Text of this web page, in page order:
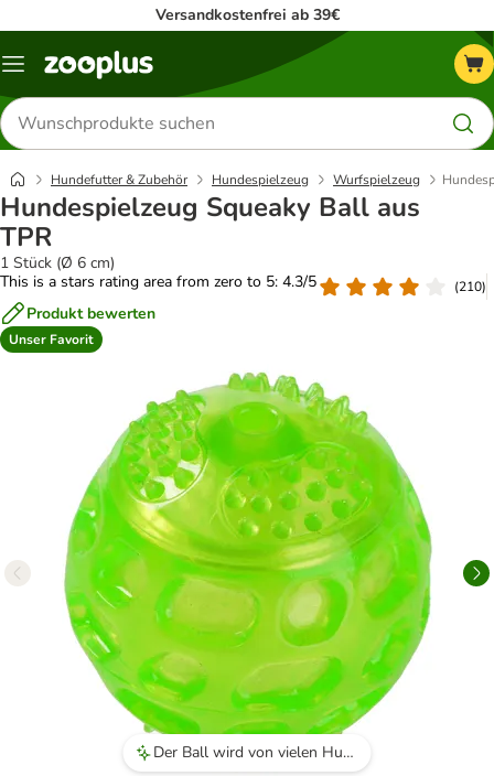
Versandkostenfrei ab 39€
Menü
Produkte
suchen
Hundefutter & Zubehör Hundespielzeug Wurfspielzeug
Hundespielzeug Squeaky Ball aus
TPR
1 Stück (Ø 6 cm)
This is a stars rating area from zero to 5: 4.3/5
(210)
Produkt bewerten
Unser Favorit
Der Ball wird von vielen Hunden geliebt und bietet viel Spielspaß.